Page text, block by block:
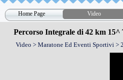
Home Page Video
Percorso Integrale di 42 km 15^
Video > Maratone Ed Eventi Sportivi >